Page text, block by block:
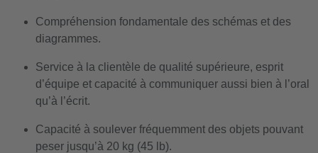
Compréhension fondamentale des schémas et des
diagrammes.
Service à la clientèle de qualité supérieure, esprit
d’équipe et capacité à communiquer aussi bien à l’oral
qu’à l’écrit.
Capacité à soulever fréquemment des objets pouvant
peser jusqu’à 20 kg (45 lb).